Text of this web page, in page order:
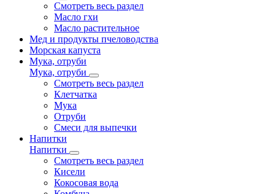
Смотреть весь раздел
Масло гхи
Масло растительное
Мед и продукты пчеловодства
Морская капуста
Мука, отруби
Мука, отруби
Смотреть весь раздел
Клетчатка
Мука
Отруби
Смеси для выпечки
Напитки
Напитки
Смотреть весь раздел
Кисели
Кокосовая вода